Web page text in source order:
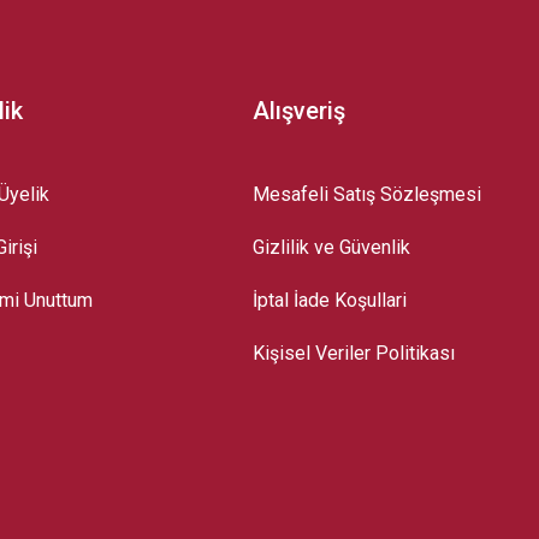
Unuttum
Alışveriş
Mesafeli Satış Sözleşmesi
Gizlilik ve Güvenlik
İptal İade Koşullari
Kişisel Veriler Politikası